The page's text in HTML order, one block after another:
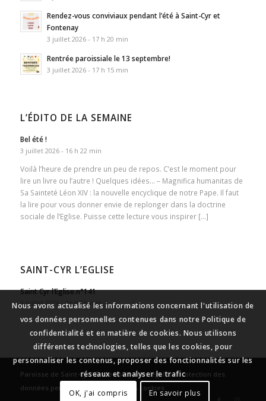
Rendez-vous conviviaux pendant l’été à Saint-Cyr et
Fontenay
3 juillet 2026 - 17 h 20 min
Rentrée paroissiale le 13 septembre!
3 juillet 2026 - 17 h 15 min
L’ÉDITO DE LA SEMAINE
Bel été !
3 juillet 2026 - 16 h 22 min
Voilà l’heure de prendre un peu de repos. C’est le moment pour
lire un livre ou l’autre ! Quelques idées… – Magnifica humanitas de
Sa Sainteté Léon XIV : la nouvelle encyclique de notre Pape. Il faut
la lire pour vous donner envie de replonger dans la doctrine
sociale de l’Eglise. Puisse cette lecture vous inspirer […]
SAINT-CYR L’EGLISE
Saint Cyr l’Eglise n°141
3 juillet 2026 - 16 h 15 min
Paroisse de Saint-Cyr l’École-Mentions légales-Protection des
données personnelles
Gestion des cookies
Nous avons actualisé les informations concernant l'utilisation de
vos données personnelles contenues dans notre Politique de
confidentialité et en matière de cookies. Nous utilisons
différentes technologies, telles que les cookies, pour
personnaliser les contenus, proposer des fonctionnalités sur les
réseaux et analyser le trafic
OK, j'ai compris
En savoir plus